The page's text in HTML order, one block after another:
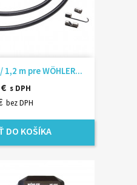
m pre WÖHLER...
s DPH
bez DPH
DO KOŠÍKA